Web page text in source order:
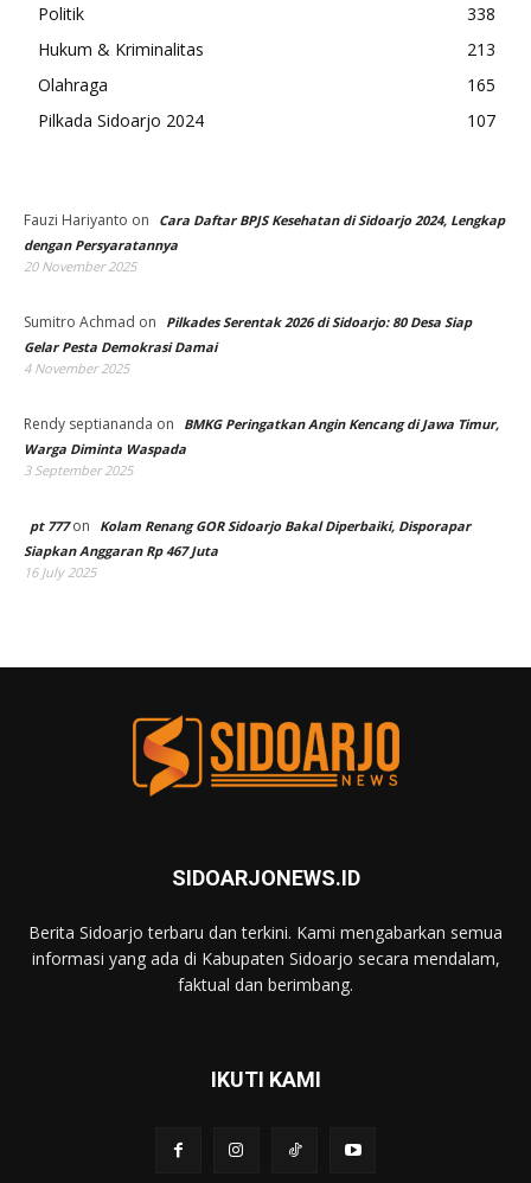
Politik
338
Hukum & Kriminalitas
213
Olahraga
165
Pilkada Sidoarjo 2024
107
Fauzi Hariyanto on
Cara Daftar BPJS Kesehatan di Sidoarjo 2024, Lengkap
dengan Persyaratannya
20 November 2025
Sumitro Achmad on
Pilkades Serentak 2026 di Sidoarjo: 80 Desa Siap
Gelar Pesta Demokrasi Damai
4 November 2025
Rendy septiananda on
BMKG Peringatkan Angin Kencang di Jawa Timur,
Warga Diminta Waspada
3 September 2025
pt 777on
Kolam Renang GOR Sidoarjo Bakal Diperbaiki, Disporapar
Siapkan Anggaran Rp 467 Juta
16 July 2025
SIDOARJONEWS.ID
Berita Sidoarjo terbaru dan terkini. Kami mengabarkan semua
informasi yang ada di Kabupaten Sidoarjo secara mendalam,
faktual dan berimbang.
IKUTI KAMI